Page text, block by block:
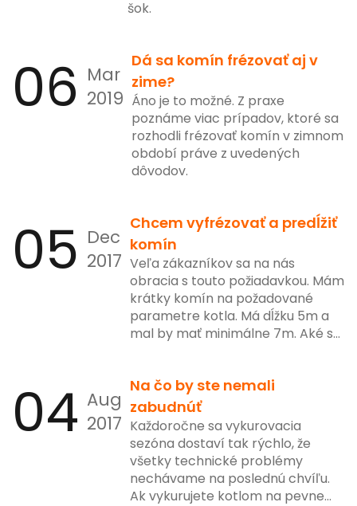
šok.
06 Mar
2019
Dá sa komín frézovať aj v
zime?
Áno je to možné. Z praxe
poznáme viac prípadov, ktoré sa
rozhodli frézovať komín v zimnom
období práve z uvedených
dôvodov.
05 Dec
2017
Chcem vyfrézovať a predĺžiť
komín
Veľa zákazníkov sa na nás
obracia s touto požiadavkou. Mám
krátky komín na požadované
parametre kotla. Má dĺžku 5m a
mal by mať minimálne 7m. Aké sú
04 Aug
2017
Na čo by ste nemali
zabudnúť
Každoročne sa vykurovacia
sezóna dostaví tak rýchlo, že
všetky technické problémy
nechávame na poslednú chvíľu.
Ak vykurujete kotlom na pevne